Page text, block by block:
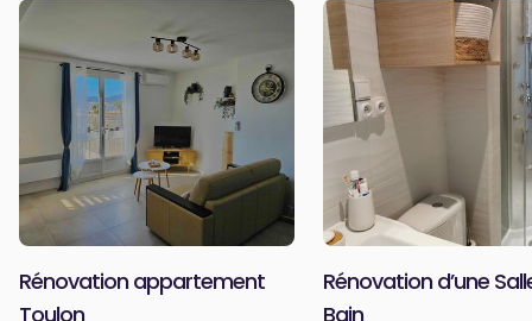
Rénovation appartement
Toulon
Rénovation d’une
Bain